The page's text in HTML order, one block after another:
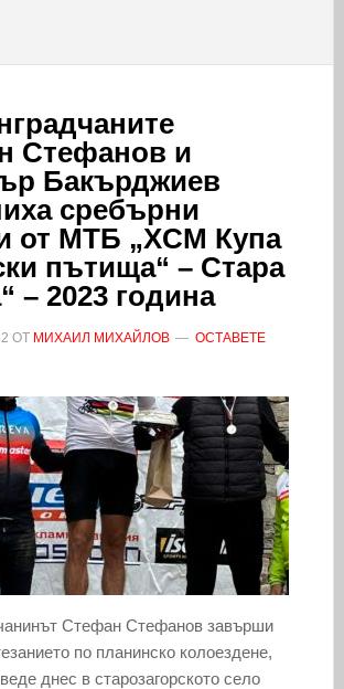
Стефанов и
Бакърджиев
сребърни
от МТБ „XCМ Купа
пътища“ – Стара
– 2023 година
ОТ МИХАИЛ МИХАЙЛОВ
ОСТАВЕТЕ
Стефан Стефанов завърши
по планинско колоездене,
днес в старозагорското село